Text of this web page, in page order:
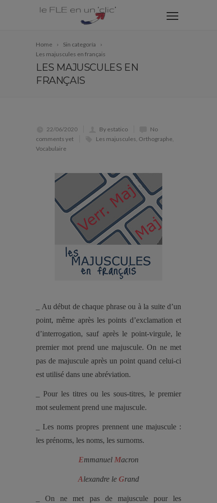
Home
Sin categoría
Les majuscules en français
LES MAJUSCULES EN
FRANÇAIS
22/06/2020 By estatico
No
comments yet
Les majuscules, Orthographe,
Vocabulaire
_ Au début de chaque phrase ou à la suite d’un
point, même après les points d’exclamation et
d’interrogation, sauf après le point-virgule, le
premier mot prend une majuscule. On ne met
pas de majuscule après un point quand celui-ci
est utilisé dans une abréviation.
_ Pour les titres ou les sous-titres, le premier
mot seulement prend une majuscule.
_ Les noms propres prennent une majuscule :
les prénoms, les noms, les surnoms.
Emmanuel Macron
Alexandre le Grand
_ On ne met pas de majuscule pour les